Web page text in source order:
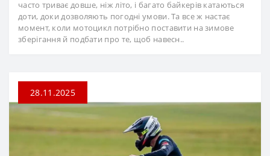
часто триває довше, ніж літо, і багато байкерів катаються
доти, доки дозволяють погодні умови. Та все ж настає
момент, коли мотоцикл потрібно поставити на зимове
зберігання й подбати про те, щоб навесн..
28.11.2025